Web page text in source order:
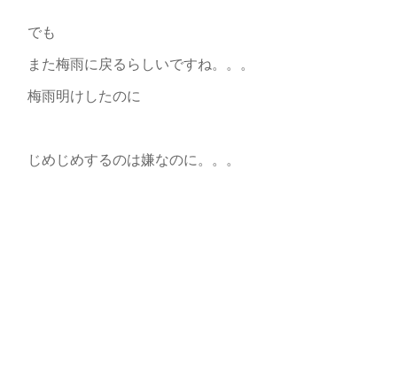
でも
また梅雨に戻るらしいですね。。。
梅雨明けしたのに
じめじめするのは嫌なのに。。。